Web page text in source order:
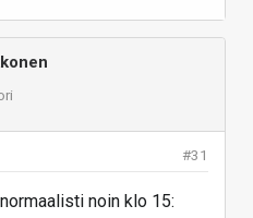
#31
noin klo 15: